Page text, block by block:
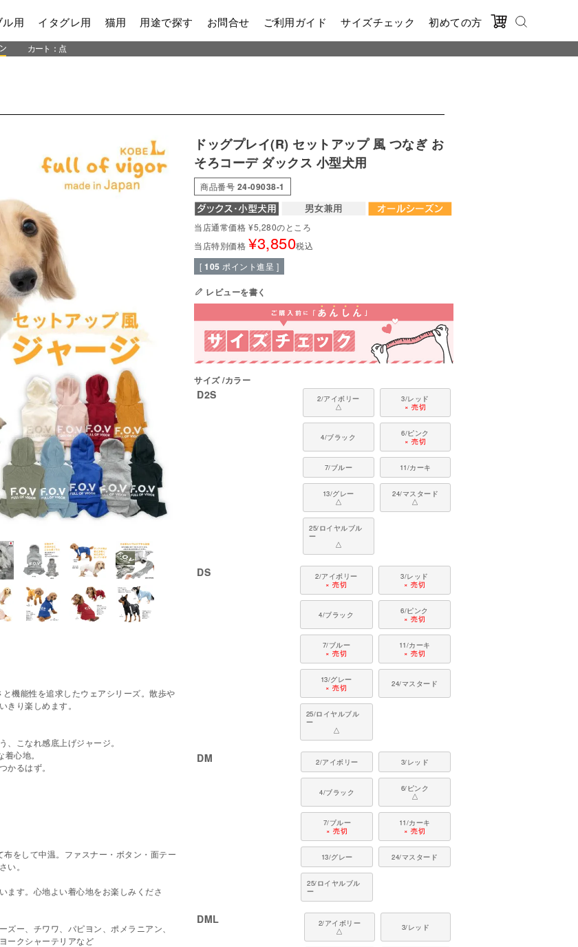
ル用 イタグレ用 猫用 用途で探す お問合せ ご利用ガイド サイズチェック 初めての方
カート： 点
機能性を追求したウェアシリーズ。散歩や
きり楽しめます。
こなれ感底上げジャージ。
心地。
かるはず。
をして中温。ファスナー・ボタン・面テー
い。
ます。心地よい着心地をお楽しみくださ
ー、チワワ、パピヨン、ポメラニアン、
ークシャーテリアなど
ドッグプレイ(R) セットアップ 風 つなぎ お
そろコーデ ダックス 小型犬用
商品番号 24-09038-1
当店通常価格 ¥5,280のところ
当店特別価格 ¥3,850税込
[ 105 ポイント進呈 ]
レビューを書く
サイズ カラー
D2S
2/アイボリー
△
3/レッド
× 売切
4/ブラック
6/ピンク
× 売切
7/ブルー 11/カーキ
13/グレー
△
24/マスタード
△
25/ロイヤルブル
ー
△
DS
2/アイボリー
× 売切
3/レッド
× 売切
4/ブラック
6/ピンク
× 売切
7/ブルー
× 売切
11/カーキ
× 売切
13/グレー
× 売切
24/マスタード
25/ロイヤルブル
ー
△
DM 2/アイボリー 3/レッド
4/ブラック
6/ピンク
△
7/ブルー
× 売切
11/カーキ
× 売切
13/グレー 24/マスタード
25/ロイヤルブル
ー
DML
2/アイボリー
△
3/レッド